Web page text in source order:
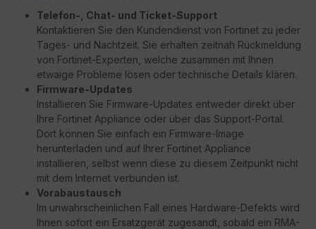
Telefon-, Chat- und Ticket-Support
Kontaktieren Sie den Kundendienst von Fortinet zu jeder
Tages- und Nachtzeit. Sie erhalten zeitnah Rückmeldung
von Fortinet-Experten, welche zusammen mit Ihnen
etwaige Probleme lösen oder technische Details klären.
Firmware-Updates
Installieren Sie Firmware-Updates entweder direkt über
Ihre Fortinet Appliance oder über das Support-Portal.
Dort können Sie einfach ein Firmware-Image
herunterladen und auf Ihrer Fortinet Appliance
installieren, selbst wenn diese zu diesem Zeitpunkt nicht
mit dem Internet verbunden ist.
Vorabaustausch
Im unwahrscheinlichen Fall eines Hardware-Defekts wird
Ihnen sofort ein Ersatzgerät zugesandt, sobald ein RMA-